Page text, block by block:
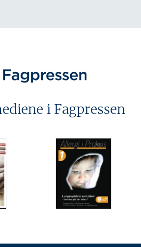
i Fagpressen